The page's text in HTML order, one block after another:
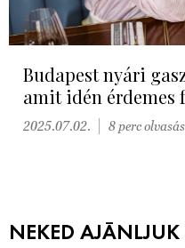
Budapest nyári
amit idén érdemes
2025.07.02. 8 perc olvasás
NEKED AJÁNLJUK